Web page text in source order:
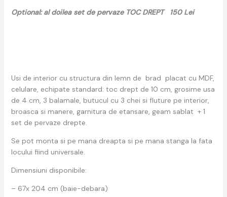
Optional: al doilea set de pervaze TOC DREPT 150 Lei
Usi de interior cu structura din lemn de brad placat cu MDF,
celulare, echipate standard: toc drept de 10 cm, grosime usa
de 4 cm, 3 balamale, butucul cu 3 chei si fluture pe interior,
broasca si manere, garnitura de etansare, geam sablat + 1
set de pervaze drepte.
Se pot monta si pe mana dreapta si pe mana stanga la fata
locului fiind universale.
Dimensiuni disponibile:
– 67x 204 cm (baie-debara)